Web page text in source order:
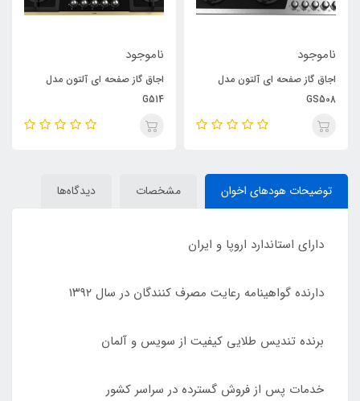
ناموجود
اجاق گاز صفحه ای آلتون مدل
GS508
ناموجود
اجاق گاز صفحه ای آلتون مدل
G514
توضیحات هودهای اخوان مشخصات دیدگاه‌ها
دارای استاندارد اروپا و ایران
دارنده گواهینامه رعایت مصرف کنندگان در سال ۱۳۹۲
برنده تندیس طلایی کیفیت از سویس و آلمان
خدمات پس از فروش گسترده در سراسر کشور